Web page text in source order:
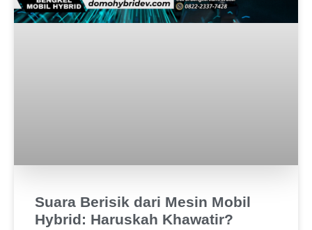
Suara Berisik dari Mesin Mobil
Hybrid: Haruskah Khawatir?